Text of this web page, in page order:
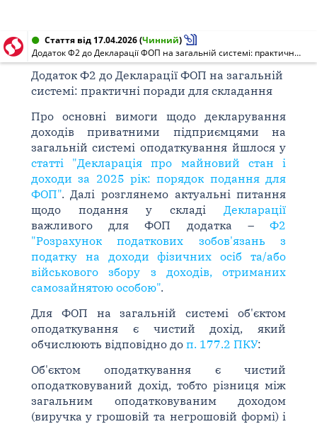
Стаття від 17.04.2026(Чинний)
Додаток Ф2 до Декларації ФОП на загальній системі: практичні поради для складання
Додаток Ф2 до Декларації ФОП на загальній
системі: практичні поради для складання
Про основні вимоги щодо декларування
доходів приватними підприємцями на
загальній системі оподаткування йшлося у
статті "Декларація про майновий стан і
доходи за 2025 рік: порядок подання для
ФОП". Далі розглянемо актуальні питання
щодо подання у складіДекларації
важливого для ФОП додатка –Ф2
"Розрахунок податкових зобов'язань з
податку на доходи фізичних осіб та/або
військового збору з доходів, отриманих
самозайнятою особою".
Для ФОП на загальній системі об'єктом
оподаткування є чистий дохід, який
обчислюють відповідно до п. 177.2 ПКУ:
Об'єктом оподаткування є чистий
оподатковуваний дохід, тобто різниця між
загальним оподатковуваним доходом
(виручка у грошовій та негрошовій формі) і